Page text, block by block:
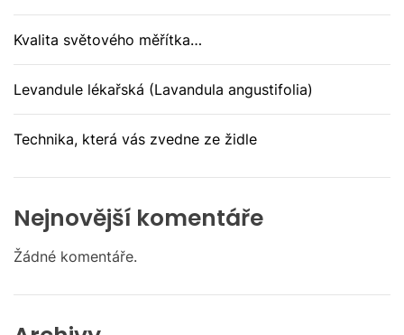
Kvalita světového měřítka…
Levandule lékařská (Lavandula angustifolia)
Technika, která vás zvedne ze židle
Nejnovější komentáře
Žádné komentáře.